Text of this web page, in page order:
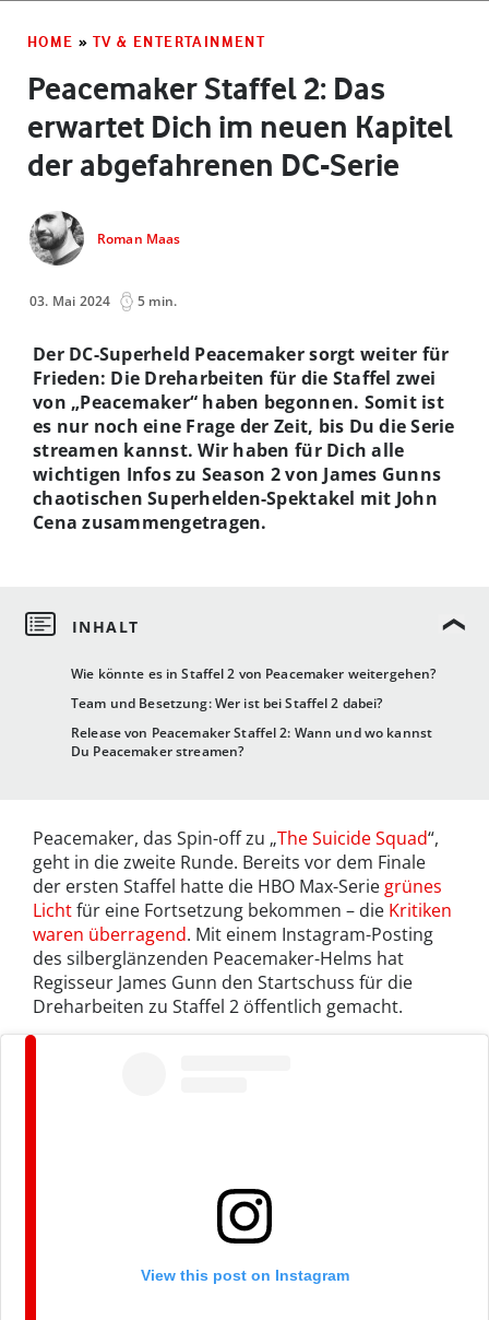
HOME » TV & ENTERTAINMENT
Peacemaker Staffel 2: Das
erwartet Dich im neuen Kapitel
der abgefahrenen DC-Serie
Roman Maas
03. Mai 2024 5 min.
Wie könnte es in Staffel 2 von Peacemaker weitergehen?
Team und Besetzung: Wer ist bei Staffel 2 dabei?
Release von Peacemaker Staffel 2: Wann und wo kannst
Du Peacemaker streamen?
Der DC-Superheld Peacemaker sorgt weiter für
Frieden: Die Dreharbeiten für die Staffel zwei
von „Peacemaker“ haben begonnen. Somit ist
es nur noch eine Frage der Zeit, bis Du die Serie
streamen kannst. Wir haben für Dich alle
wichtigen Infos zu Season 2 von James Gunns
chaotischen Superhelden-Spektakel mit John
Cena zusammengetragen.
Peacemaker, das Spin-off zu „The Suicide Squad“,
geht in die zweite Runde. Bereits vor dem Finale
der ersten Staffel hatte die HBO Max-Serie grünes
Lichtfür eine Fortsetzung bekommen – die Kritiken
waren überragend. Mit einem Instagram-Posting
des silberglänzenden Peacemaker-Helms hat
Regisseur James Gunn den Startschuss für die
Dreharbeiten zu Staffel 2 öffentlich gemacht.
View this post on Instagram